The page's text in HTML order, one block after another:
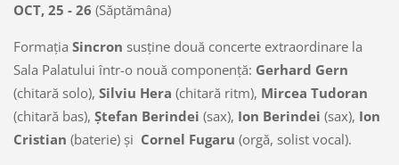
OCT, 25 - 26 (Săptămâna)
Formaţia Sincron susţine două concerte extraordinare la
Sala Palatului într-o nouă componenţă: Gerhard Gern
(chitară solo), Silviu Hera (chitară ritm), Mircea Tudoran
(chitară bas), Ştefan Berindei (sax), Ion Berindei (sax), Ion
Cristian (baterie) şi Cornel Fugaru (orgă, solist vocal).